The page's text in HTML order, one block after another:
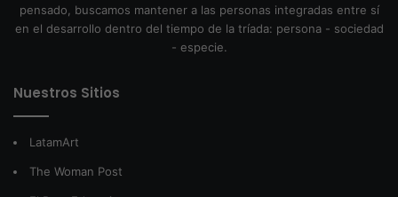
pensado, buscamos mantener a las personas integradas entre sí
en el desarrollo dentro del tiempo de la tríada: persona - sociedad
- especie.
Nuestros Sitios
LatamArt
The Woman Post